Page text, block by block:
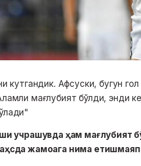
кутгандик. Афсуски, бугун
мағлубият бўлди, энди
учрашувда ҳам мағлубият
жамоага нима